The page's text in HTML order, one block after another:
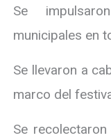
Se
municipales en
Se llevaron a
marco del
Se